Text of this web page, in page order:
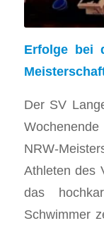
Erfolge bei
​Der SV
NRW-
Athleten des
das
Schwimmer